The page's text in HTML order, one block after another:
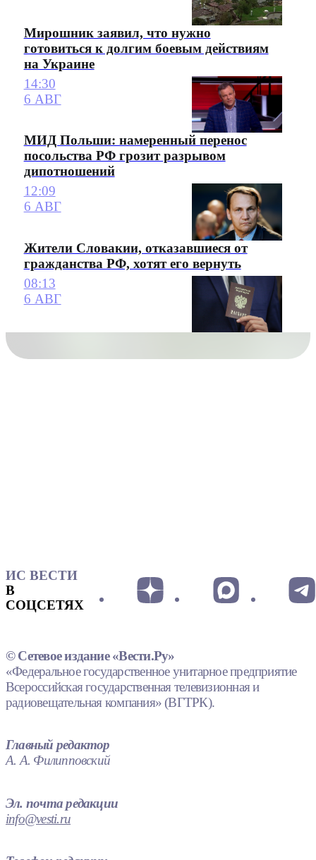
Мирошник заявил, что нужно
готовиться к долгим боевым действиям
на Украине
14:30
6 АВГ
МИД Польши: намеренный перенос
посольства РФ грозит разрывом
дипотношений
12:09
6 АВГ
Жители Словакии, отказавшиеся от
гражданства РФ, хотят его вернуть
08:13
6 АВГ
ИС ВЕСТИ
В
СОЦСЕТЯХ
© Сетевое издание «Вести.Ру»
«Федеральное государственное унитарное предприятие
Всероссийская государственная телевизионная и
радиовещательная компания» (ВГТРК).
Главный редактор
А. А. Филипповский
Эл. почта редакции
info@vesti.ru